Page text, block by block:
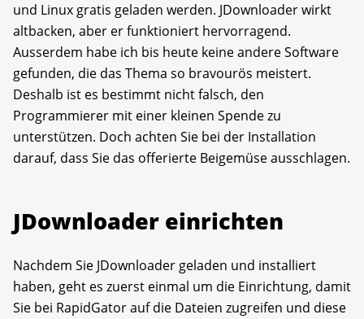
und Linux gratis geladen werden. JDownloader wirkt
altbacken, aber er funktioniert hervorragend.
Ausserdem habe ich bis heute keine andere Software
gefunden, die das Thema so bravourös meistert.
Deshalb ist es bestimmt nicht falsch, den
Programmierer mit einer kleinen Spende zu
unterstützen. Doch achten Sie bei der Installation
darauf, dass Sie das offerierte Beigemüse ausschlagen.
JDownloader einrichten
Nachdem Sie JDownloader geladen und installiert
haben, geht es zuerst einmal um die Einrichtung, damit
Sie bei RapidGator auf die Dateien zugreifen und diese